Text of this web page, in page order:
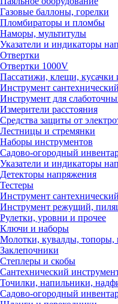
Газовые баллоны, горелки
Пломбираторы и пломбы
Наморы, мультитулы
Указатели и индикаторы
Отвертки
Отвертки 1000V
Пассатижи, клещи, кусачки
Инструмент
Инструмент для
Измерители расстояния
Средства защиты от
Лестницы и стремянки
Наборы инструментов
Садово-огородный
Указатели и индикаторы
Детекторы напряжения
Тестеры
Инструмент
Инструмент режущий,
Рулетки, уровни и прочее
Ключи и наборы
Молотки, кувалды, топоры,
Заклепочники
Степлеры и скобы
Сантехнический
Точилки, напильники,
Садово-огородный